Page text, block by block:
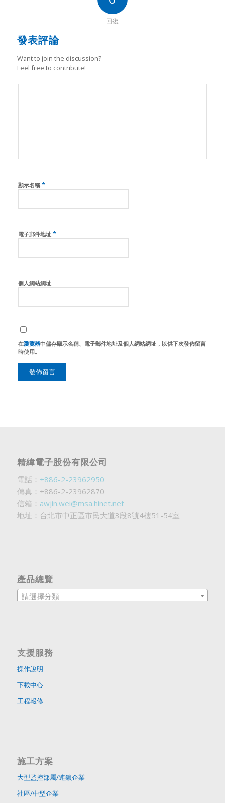
回復
發表評論
Want to join the discussion?
Feel free to contribute!
顯示名稱 *
電子郵件地址 *
個人網站網址
在瀏覽器中儲存顯示名稱、電子郵件地址及個人網站網址，以供下次發佈留言
時使用。
精緯電子股份有限公司
電話： +886-2-23962950
傳真：+886-2-23962870
信箱： awjin.wei@msa.hinet.net
地址：台北市中正區市民大道3段8號4樓51-54室
產品總覽
請選擇分類
支援服務
操作說明
下載中心
工程報修
施工方案
大型監控部屬/連鎖企業
社區/中型企業